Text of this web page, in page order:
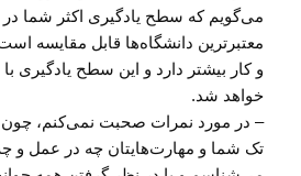
می‌گویم که سطح یادگیری اکثر شما در
معتبرترین دانشگاه‌ها قابل مقایسه
و کار بیشتر دارد و این سطح یادگیری
خواهد شد.
– در مورد نمرات صحبت نمی‌کنم،
تک شما و مهارت‌هایتان چه در عمل و